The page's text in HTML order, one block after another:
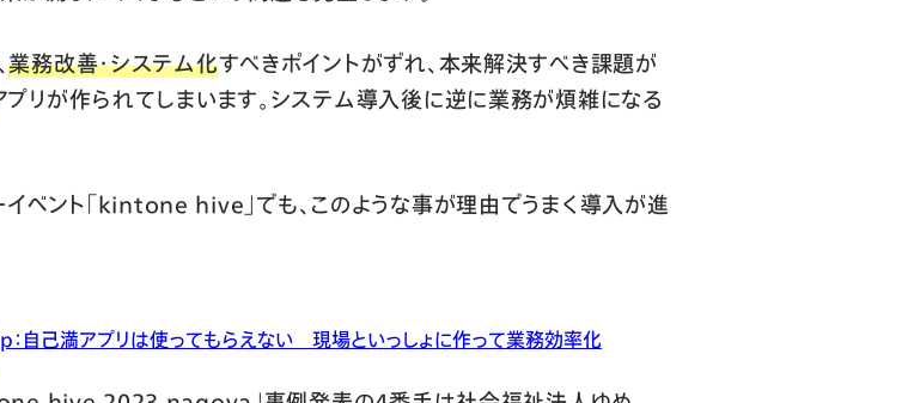
業務改善・システム化すべきポイントがずれ、本来解決すべき課題が
プリが作られてしまいます。システム導入後に逆に業務が煩雑になる
ベント「kintone hive」でも、このような事が理由でうまく導入が進
：自己満アプリは使ってもらえない 現場といっしょに作って業務効率化